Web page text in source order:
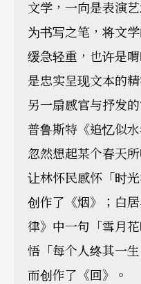
文学，一向是表演
为书写之笔，将文
缓急轻重，也许是
是忠实呈现文本的
另一扇感官与抒发的
普鲁斯特《追忆似
忽然想起某个春天
让林怀民感怀「时
创作了《烟》；白
律》中一句「雪月
悟「每个人终其一
而创作了《回》。